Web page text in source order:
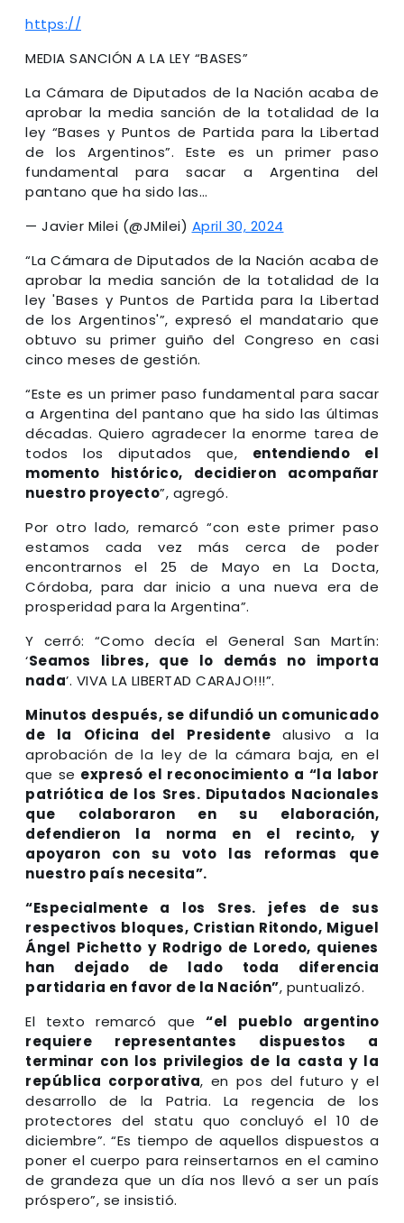
https://
MEDIA SANCIÓN A LA LEY “BASES”
La Cámara de Diputados de la Nación acaba de
aprobar la media sanción de la totalidad de la
ley “Bases y Puntos de Partida para la Libertad
de los Argentinos”. Este es un primer paso
fundamental para sacar a Argentina del
pantano que ha sido las…
— Javier Milei (@JMilei) April 30, 2024
“La Cámara de Diputados de la Nación acaba de
aprobar la media sanción de la totalidad de la
ley 'Bases y Puntos de Partida para la Libertad
de los Argentinos'”, expresó el mandatario que
obtuvo su primer guiño del Congreso en casi
cinco meses de gestión.
“Este es un primer paso fundamental para sacar
a Argentina del pantano que ha sido las últimas
décadas. Quiero agradecer la enorme tarea de
todos los diputados que, entendiendo el
momento histórico, decidieron acompañar
nuestro proyecto”, agregó.
Por otro lado, remarcó “con este primer paso
estamos cada vez más cerca de poder
encontrarnos el 25 de Mayo en La Docta,
Córdoba, para dar inicio a una nueva era de
prosperidad para la Argentina”.
Y cerró: “Como decía el General San Martín:
‘Seamos libres, que lo demás no importa
nada’. VIVA LA LIBERTAD CARAJO!!!”.
Minutos después, se difundió un comunicado
de la Oficina del Presidentealusivo a la
aprobación de la ley de la cámara baja, en el
que se expresó el reconocimiento a “la labor
patriótica de los Sres. Diputados Nacionales
que colaboraron en su elaboración,
defendieron la norma en el recinto, y
apoyaron con su voto las reformas que
nuestro país necesita”.
“Especialmente a los Sres. jefes de sus
respectivos bloques, Cristian Ritondo, Miguel
Ángel Pichetto y Rodrigo de Loredo, quienes
han dejado de lado toda diferencia
partidaria en favor de la Nación”, puntualizó.
El texto remarcó que“el pueblo argentino
requiere representantes dispuestos a
terminar con los privilegios de la casta y la
república corporativa, en pos del futuro y el
desarrollo de la Patria. La regencia de los
protectores del statu quo concluyó el 10 de
diciembre”. “Es tiempo de aquellos dispuestos a
poner el cuerpo para reinsertarnos en el camino
de grandeza que un día nos llevó a ser un país
próspero”, se insistió.